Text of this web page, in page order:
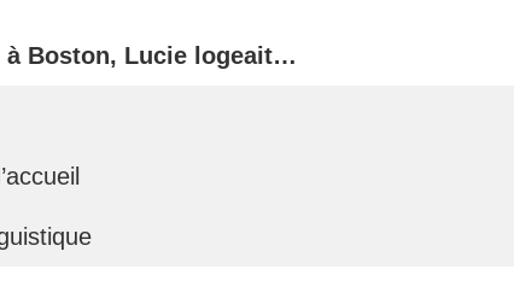
à Boston, Lucie logeait…